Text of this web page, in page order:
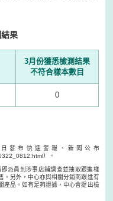
果
3月份獲悉檢測結果
不符合樣本數目
0
發布快速警報、新聞公布
）。
派員到涉事店鋪調查並抽取跟進樣
。另外，中心亦與相關分銷商跟進有
產品。如有足夠證據，中心會提出檢